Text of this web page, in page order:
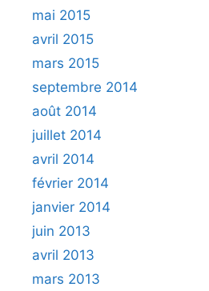
mai 2015
avril 2015
mars 2015
septembre 2014
août 2014
juillet 2014
avril 2014
février 2014
janvier 2014
juin 2013
avril 2013
mars 2013